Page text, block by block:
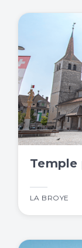
Temple
LA BROYE